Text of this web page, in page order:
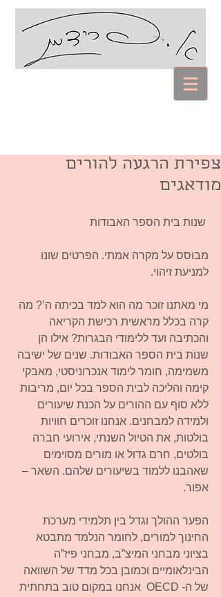
צפירת הרגעה להורים
מודאגים
מבוסס על מקרה אמתי. הפרטים שונו
למניעת זיהוי.
מי מאתנו זוכר מה הוא למד בכיתה ה’? מה
קרה בכלל מראשית רכישת הקריאה
והכתיבה ועד ללימודי הבגרות? אילו הן
שנות בית הספר האבודות. שנים של ישיבה
משמימה, חומר לימוד אנכרוניסטי, מאבקי
קימה והליכה לבית הספר בכל יום, מריבות
ללא סוף עם ההורים על הכנת שיעורים
ולמידה למבחנים. אנחנו זוכרים חוויות
בולטות, את הטיול השנתי, אירועי חברה
בולטים, חרם גדול או מורים מסוימים
שאהבנו ללמוד בשיעורים שלהם. השאר –
אפור.
הפער ההולך וגדל בין תלמידי מערכת
החינוך למורים, לחומר הנלמד מתבטא
בציוני מבחני המיצ”ב, מבחני פיז”ה
הבינלאומיים וכמובן בכל מדד של השוואה
של ה- OECD  אנחנו במקום טוב בתחתית